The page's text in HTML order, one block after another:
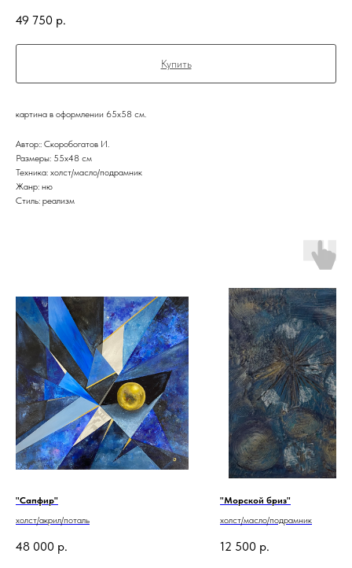
49 750 р.
Купить
картина в оформлении 65х58 см.
Автор:: Скоробогатов И.
Размеры: 55x48 см
Техника: холст/масло/подрамник
Жанр: ню
Стиль: реализм
"Сапфир"
холст/акрил/поталь
48 000 р.
"Морской бриз"
холст/масло/подрамник
12 500 р.